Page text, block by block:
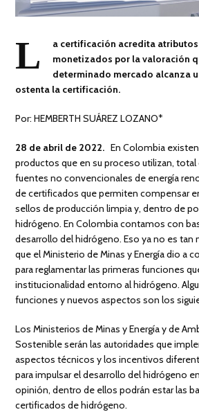
L
a certificación acredita
monetizados por la valoración
determinado mercado alcanza
ostenta la certificación.
Por: HEMBERTH SUÁREZ LOZANO*
28 de abril de 2022. En Colombia
productos que en su proceso utilizan,
fuentes no convencionales de energía
de certificados que permiten compensar
sellos de producción limpia y, dentro de
hidrógeno. En Colombia contamos con
desarrollo del hidrógeno. Eso ya no es tan
que el Ministerio de Minas y Energía dio a
para reglamentar las primeras funciones
institucionalidad entorno al hidrógeno.
funciones y nuevos aspectos son los
Los Ministerios de Minas y Energía y de
Sostenible serán las autoridades que
aspectos técnicos y los incentivos
para impulsar el desarrollo del hidrógeno
opinión, dentro de ellos podrán estar las
certificados de hidrógeno.